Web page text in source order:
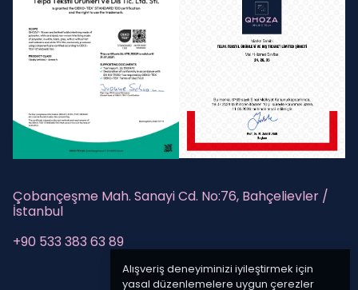
Alışveriş deneyiminizi iyileştirmek için
yasal düzenlemelere uygun çerezler
Çobançeşme Mah. Sanayi Cd. No:76, Bahçelievler /
İstanbul
+90 533 383 63 89